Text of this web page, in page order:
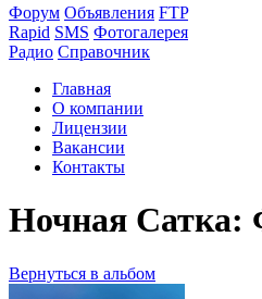
Форум Объявления FTP
Rapid SMS Фотогалерея
Радио Справочник
Главная
О компании
Лицензии
Вакансии
Контакты
Ночная Сатка:
Вернуться в альбом